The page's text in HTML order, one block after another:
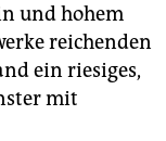
und hohem
reichenden
ein riesiges,
mit